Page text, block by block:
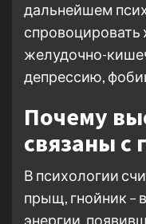
дальнейшем
спровоцировать
желудочно-
депрессию,
Почему
связаны с
В психологии
прыщ, гнойник –
энергии,